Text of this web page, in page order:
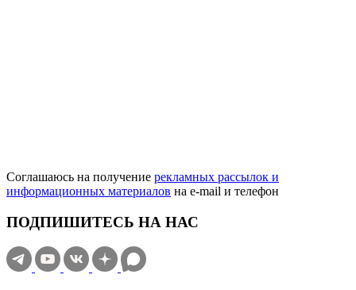
Соглашаюсь на получение рекламных рассылок и
информационных материалов на e‑mail и телефон
ПОДПИШИТЕСЬ НА НАС